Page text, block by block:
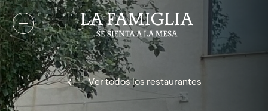
Ver todos los restaurantes